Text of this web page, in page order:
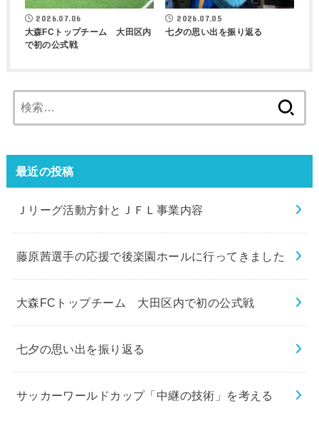
2026.07.06
大森FCトップチーム 大田区内
で初の公式戦
2026.07.05
七夕の思い出を振り返る
索:
最近の投稿
Ｊリーグ活動方針とＪＦＬ事業内容
藤原茜選手の応援で後楽園ホールに行ってきました
大森FCトップチーム 大田区内で初の公式戦
七夕の思い出を振り返る
サッカーワールドカップ「中継の技術」を考える